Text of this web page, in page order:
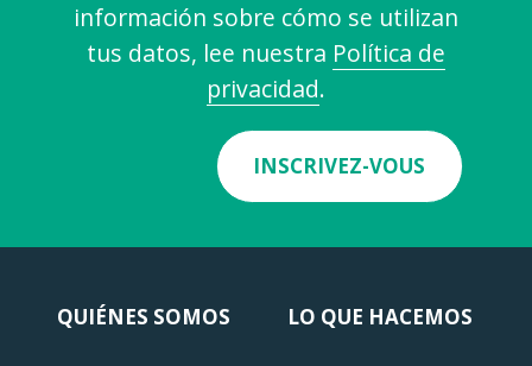
información sobre cómo se utilizan
tus datos, lee nuestra Política de
privacidad.
INSCRIVEZ-VOUS
QUIÉNES SOMOS LO QUE HACEMOS